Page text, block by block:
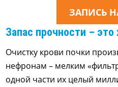
ЗАПИСЬ
Запас прочности –
Очистку крови почки
нефронам – мелким
одной части их целый